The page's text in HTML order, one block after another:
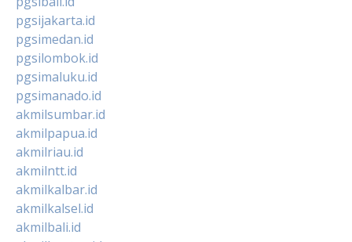
pgsijakarta.id
pgsimedan.id
pgsilombok.id
pgsimaluku.id
pgsimanado.id
akmilsumbar.id
akmilpapua.id
akmilriau.id
akmilntt.id
akmilkalbar.id
akmilkalsel.id
akmilbali.id